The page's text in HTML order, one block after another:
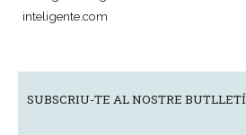
SUBSCRIU-TE AL NOSTRE BUTLLETÍ